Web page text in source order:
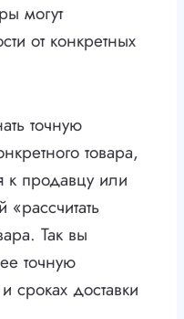
могут
от конкретных
точную
товара,
к продавцу или
«рассчитать
Так вы
точную
сроках доставки